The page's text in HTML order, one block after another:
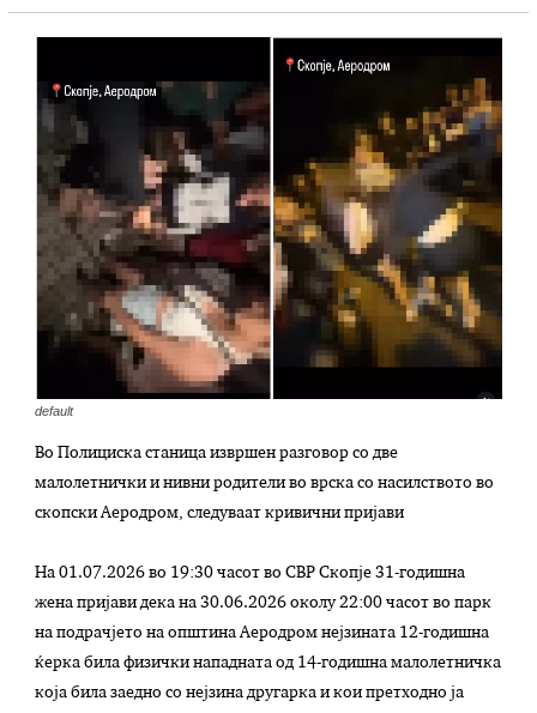
default
Во Полициска станица извршен разговор со две
малолетнички и нивни родители во врска со насилството во
скопски Аеродром, следуваат кривични пријави
На 01.07.2026 во 19:30 часот во СВР Скопје 31-годишна
жена пријави дека на 30.06.2026 околу 22:00 часот во парк
на подрачјето на општина Аеродром нејзината 12-годишна
ќерка била физички нападната од 14-годишна малолетничка
која била заедно со нејзина другарка и кои претходно ја